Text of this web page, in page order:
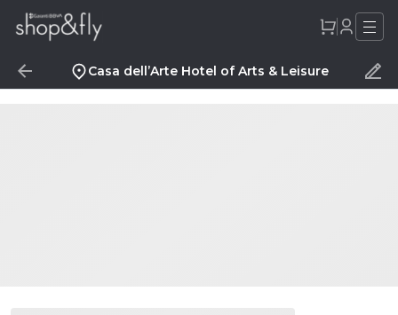
Casa dell’Arte Hotel of Arts & Leisure